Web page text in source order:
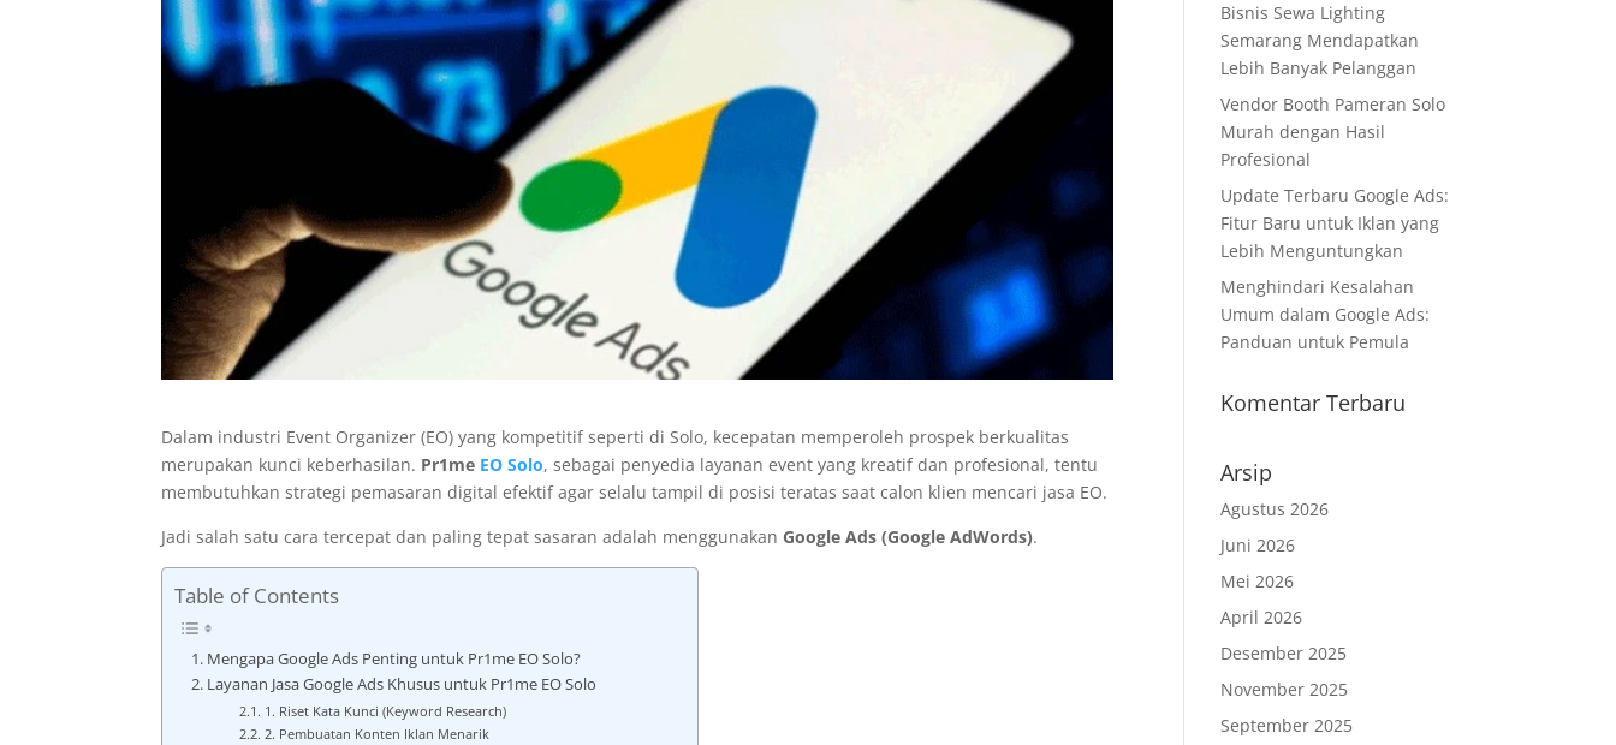
Dalam industri Event Organizer (EO) yang kompetitif seperti di Solo, kecepatan memperoleh prospek berkualitas
merupakan kunci keberhasilan. Pr1me EO Solo, sebagai penyedia layanan event yang kreatif dan profesional, tentu
membutuhkan strategi pemasaran digital efektif agar selalu tampil di posisi teratas saat calon klien mencari jasa EO.
Jadi salah satu cara tercepat dan paling tepat sasaran adalah menggunakan Google Ads (Google AdWords).
Table of Contents
Mengapa Google Ads Penting untuk Pr1me EO Solo?
Layanan Jasa Google Ads Khusus untuk Pr1me EO Solo
1. Riset Kata Kunci (Keyword Research)
2. Pembuatan Konten Iklan Menarik
Bisnis Sewa Lighting
Semarang Mendapatkan
Lebih Banyak Pelanggan
Vendor Booth Pameran Solo
Murah dengan Hasil
Profesional
Update Terbaru Google Ads:
Fitur Baru untuk Iklan yang
Lebih Menguntungkan
Menghindari Kesalahan
Umum dalam Google Ads:
Panduan untuk Pemula
Komentar Terbaru
Arsip
Agustus 2026
Juni 2026
Mei 2026
April 2026
Desember 2025
November 2025
September 2025